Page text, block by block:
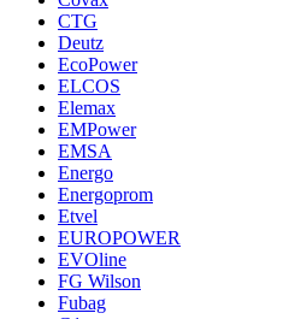
CTG
Deutz
EcoPower
ELCOS
Elemax
EMPower
EMSA
Energo
Energoprom
Etvel
EUROPOWER
EVOline
FG Wilson
Fubag